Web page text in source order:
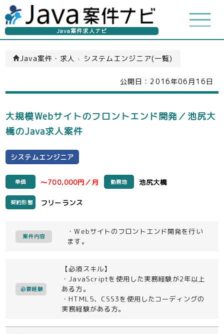
Java案件求人ナビ
Java案件・求人 › システムエンジニア(一覧)
公開日： 2016年06月16日
大規模Webサイトのフロントエンド開発／池尻大
橋のJava求人案件
システムエンジニア
単価 ～700,000円／月 勤務地 池尻大橋
契約形態 フリーランス
案件内容
・Webサイトのフロントエンド開発を行い
ます。
必要経験
【必須スキル】
・JavaScriptを使用した実務経験が2年以上
ある方。
・HTML5、CSS3を使用したコーディングの
実務経験がある方。